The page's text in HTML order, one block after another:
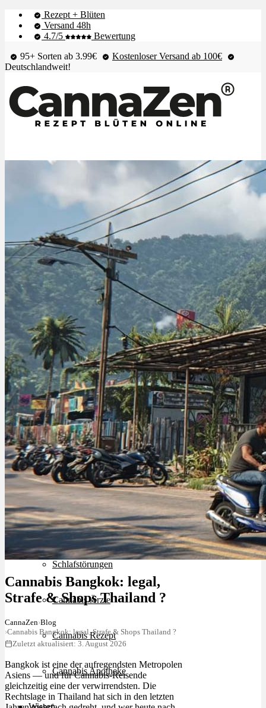
Rezept + Blüten
Versand 48h
4.7/5
Bewertung
95+ Sorten ab 3.99€
Kostenloser Versand ab 100€
Deutschlandweit!
Shop & Live-Bestand
Extrakte
Ablauf
Therapien
Alle Krankheiten
Chronische Schmerzen
ADHS
Angststörungen
Chronische Migräne
Depressionen
Schlafstörungen
Cannabis Ärzte
Cannabis Rezept
Cannabis Apotheke
Cannabis Bangkok: legal,
Strafe & Shops Thailand ?
CannaZen›Blog
›Cannabis Bangkok: legal, Strafe & Shops Thailand ?
Zuletzt aktualisiert: 3. August 2026
Bangkok ist eine der aufregendsten Metropolen
Asiens — und für Cannabis-Reisende
gleichzeitig eine der verwirrendsten. Die
Rechtslage in Thailand hat sich in den letzten